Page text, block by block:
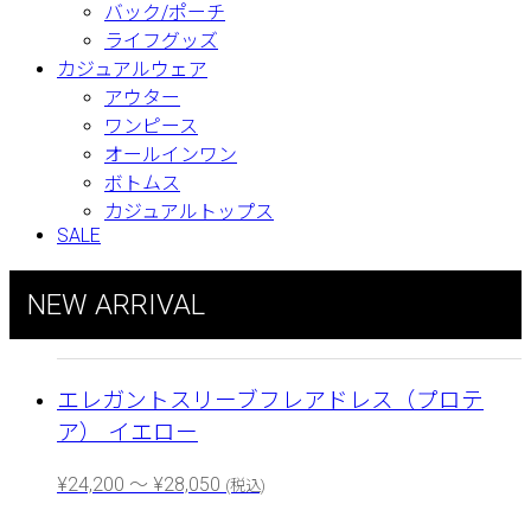
バック/ポーチ
ライフグッズ
カジュアルウェア
アウター
ワンピース
オールインワン
ボトムス
カジュアルトップス
SALE
NEW ARRIVAL
エレガントスリーブフレアドレス（プロテ
ア） イエロー
¥24,200 ～ ¥28,050 (税込)